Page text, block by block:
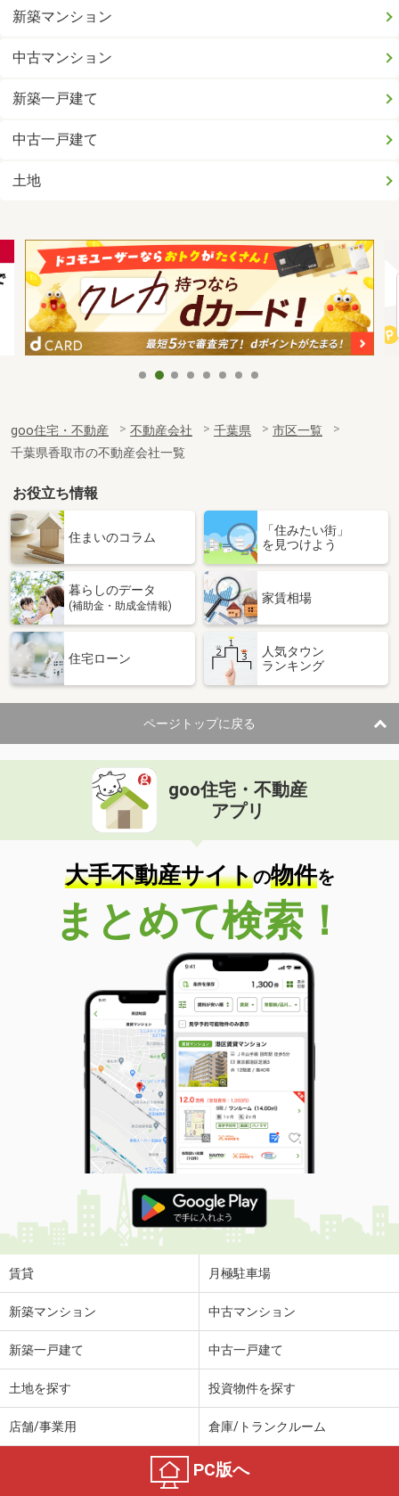
新築マンション
中古マンション
新築一戸建て
中古一戸建て
土地
goo住宅・不動産 不動産会社 千葉県
市区一覧
千葉県香取市の不動産会社一覧
お役立ち情報
住まいのコラム
「住みたい街」
を見つけよう
暮らしのデータ
(補助金・助成金情報)
家賃相場
住宅ローン
人気タウン
ランキング
ページトップに戻る
goo住宅・不動産
アプリ
大手不動産サイトの物件を
まとめて検索！
賃貸 月極駐車場
新築マンション 中古マンション
新築一戸建て 中古一戸建て
土地を探す 投資物件を探す
店舗/事業用 倉庫/トランクルーム
PC版へ